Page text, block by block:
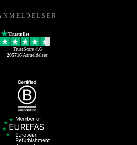
Trustpilot
TrustScore 4.6
205716 Anmeldelser